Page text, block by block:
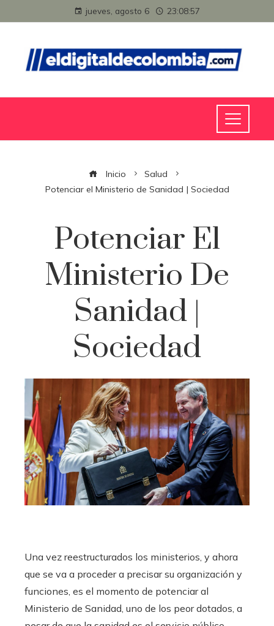
jueves, agosto 6 23:08:57
Inicio
Salud
Potenciar el Ministerio de Sanidad | Sociedad
Potenciar El
Ministerio De
Sanidad |
Sociedad
Una vez reestructurados los ministerios, y ahora
que se va a proceder a precisar su organización y
funciones, es el momento de potenciar al
Ministerio de Sanidad, uno de los peor dotados, a